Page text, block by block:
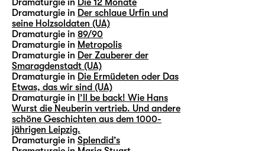
Dramaturgie in Die 12 Monate
Dramaturgie in Der schlaue Urfin und
seine Holzsoldaten (UA)
Dramaturgie in 89/90
Dramaturgie in Metropolis
Dramaturgie in Der Zauberer der
Smaragdenstadt (UA)
Dramaturgie in Die Ermüdeten oder Das
Etwas, das wir sind (UA)
Dramaturgie in I’ll be back! Wie Hans
Wurst die Neuberin vertrieb. Und andere
schöne Geschichten aus dem 1000-
jährigen Leipzig.
Dramaturgie in Splendid’s